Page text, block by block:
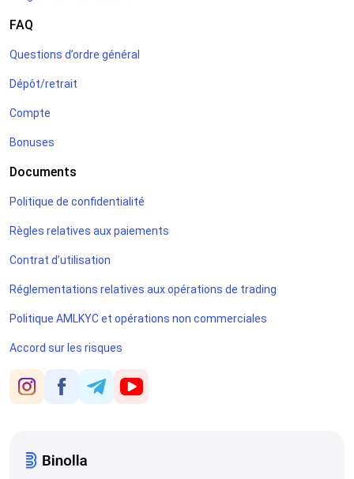
traders. Lisez-les tous pour découvrir les caractéristiques
des volumes du trading et la manière de les appliquer à
votre routine de trading.
FAQ
Questions d’ordre général
Dépôt/retrait
Compte
Bonuses
Documents
Politique de confidentialité
Règles relatives aux paiements
Contrat d’utilisation
Réglementations relatives aux opérations de trading
Politique AMLKYC et opérations non commerciales
Accord sur les risques